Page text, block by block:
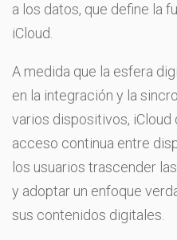
a los datos, que define la
iCloud.
A medida que la esfera
en la integración y la
varios dispositivos,
acceso continua entre
los usuarios trascender
y adoptar un enfoque
sus contenidos digitales.